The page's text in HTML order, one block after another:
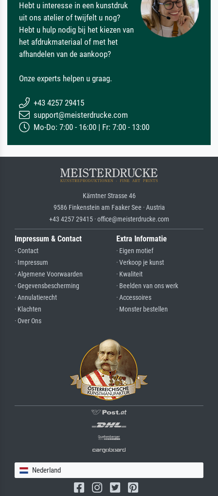
Hebt u interesse in een kunstdruk
uit ons atelier of twijfelt u nog?
Hebt u hulp nodig bij het kiezen van
het afdrukmateriaal of met het
afhandelen van de aankoop?
Onze experts helpen u graag.
+43 4257 29415
support@meisterdrucke.com
Mo-Do: 7:00 - 16:00 | Fr: 7:00 - 13:00
Kärntner Strasse 46
9586 Finkenstein am Faaker See · Austria
+43 4257 29415 · office@meisterdrucke.com
Impressum & Contact
· Contact
· Impressum
· Algemene Voorwaarden
· Gegevensbescherming
· Annulatierecht
· Klachten
· Over Ons
Extra Informatie
· Eigen motief
· Verkoop je kunst
· Kwaliteit
· Beelden van ons werk
· Accessoires
· Monster bestellen
Nederland